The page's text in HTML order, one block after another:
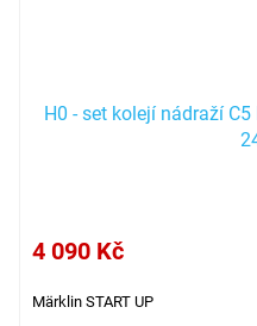
H0 - set kolejí nádraží
4 090 Kč
Märklin START UP